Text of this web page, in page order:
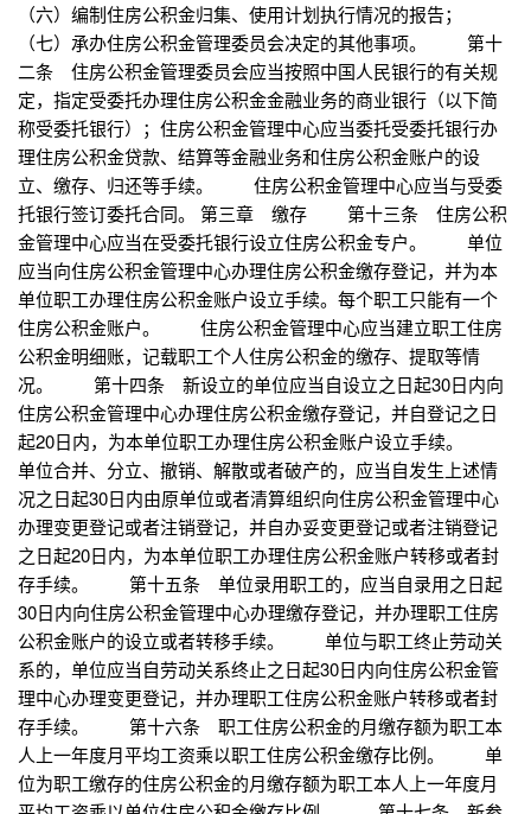
（六）编制住房公积金归集、使用计划执行情况的报告；
（七）承办住房公积金管理委员会决定的其他事项。 第十
二条 住房公积金管理委员会应当按照中国人民银行的有关规
定，指定受委托办理住房公积金金融业务的商业银行（以下简
称受委托银行）；住房公积金管理中心应当委托受委托银行办
理住房公积金贷款、结算等金融业务和住房公积金账户的设
立、缴存、归还等手续。 住房公积金管理中心应当与受委
托银行签订委托合同。 第三章 缴存 第十三条 住房公积
金管理中心应当在受委托银行设立住房公积金专户。 单位
应当向住房公积金管理中心办理住房公积金缴存登记，并为本
单位职工办理住房公积金账户设立手续。每个职工只能有一个
住房公积金账户。 住房公积金管理中心应当建立职工住房
公积金明细账，记载职工个人住房公积金的缴存、提取等情
况。 第十四条 新设立的单位应当自设立之日起30日内向
住房公积金管理中心办理住房公积金缴存登记，并自登记之日
起20日内，为本单位职工办理住房公积金账户设立手续。
单位合并、分立、撤销、解散或者破产的，应当自发生上述情
况之日起30日内由原单位或者清算组织向住房公积金管理中心
办理变更登记或者注销登记，并自办妥变更登记或者注销登记
之日起20日内，为本单位职工办理住房公积金账户转移或者封
存手续。 第十五条 单位录用职工的，应当自录用之日起
30日内向住房公积金管理中心办理缴存登记，并办理职工住房
公积金账户的设立或者转移手续。 单位与职工终止劳动关
系的，单位应当自劳动关系终止之日起30日内向住房公积金管
理中心办理变更登记，并办理职工住房公积金账户转移或者封
存手续。 第十六条 职工住房公积金的月缴存额为职工本
人上一年度月平均工资乘以职工住房公积金缴存比例。 单
位为职工缴存的住房公积金的月缴存额为职工本人上一年度月